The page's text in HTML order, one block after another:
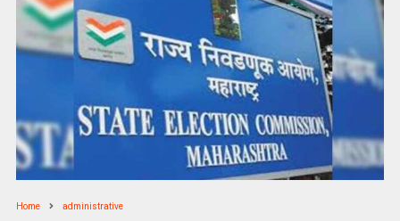
Home administrative